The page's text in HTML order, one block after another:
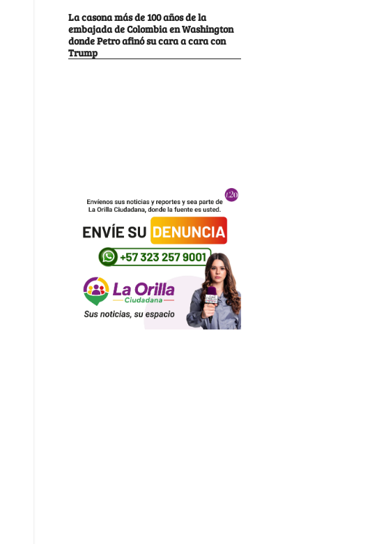
La casona más de 100 años de la
embajada de Colombia en Washington
donde Petro afinó su cara a cara con
Trump